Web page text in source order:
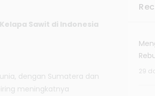
Sawit di Indonesia
dengan Sumatera dan
meningkatnya
29